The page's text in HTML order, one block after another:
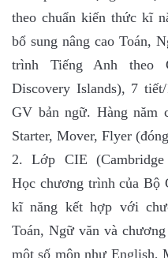
theo chuẩn kiến thức kĩ
bổ sung nâng cao Toán,
trình Tiếng Anh theo
Discovery Islands), 7
GV bản ngữ. Hàng năm
Starter, Mover, Flyer
2. Lớp CIE (Cambridge
Học chương trình của Bộ
kĩ năng kết hợp với
Toán, Ngữ văn và
một số môn như English,